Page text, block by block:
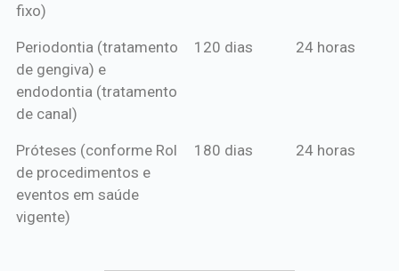
fixo)
Periodontia (tratamento
de gengiva) e
endodontia (tratamento
de canal)
120 dias 24 horas
Próteses (conforme Rol
de procedimentos e
eventos em saúde
vigente)
180 dias 24 horas